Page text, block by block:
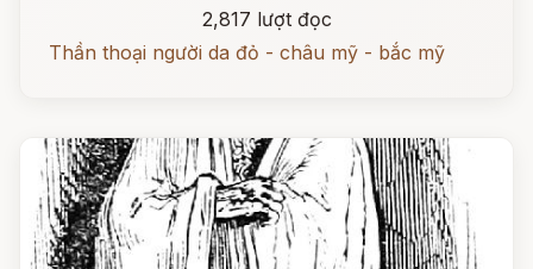
2,817 lượt đọc
Thần thoại người da đỏ - châu mỹ - bắc mỹ